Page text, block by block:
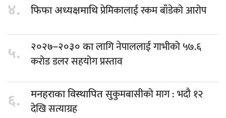
४. फिफा अध्यक्षमाथिप्रेमिकालाई रकम बाँडेको आरोप
५. २०२७–२०३० कालागि नेपाललाई गाभीको ५७.६
करोड डलर सहयोग प्रस्ताव
६. मनहराका विस्थापितसुकुमबासीको माग : भदौ १२
देखि सत्याग्रह